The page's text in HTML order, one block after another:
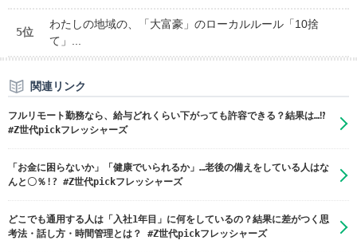
5位
わたしの地域の、「大富豪」のローカルルール「10捨
て」...
関連リンク
フルリモート勤務なら、給与どれくらい下がっても許容できる？結果は…⁉
#Z世代pickフレッシャーズ
「お金に困らないか」「健康でいられるか」…老後の備えをしている人はな
んと〇％!? #Z世代pickフレッシャーズ
どこでも通用する人は「入社1年目」に何をしているの？結果に差がつく思
考法・話し方・時間管理とは？ #Z世代pickフレッシャーズ